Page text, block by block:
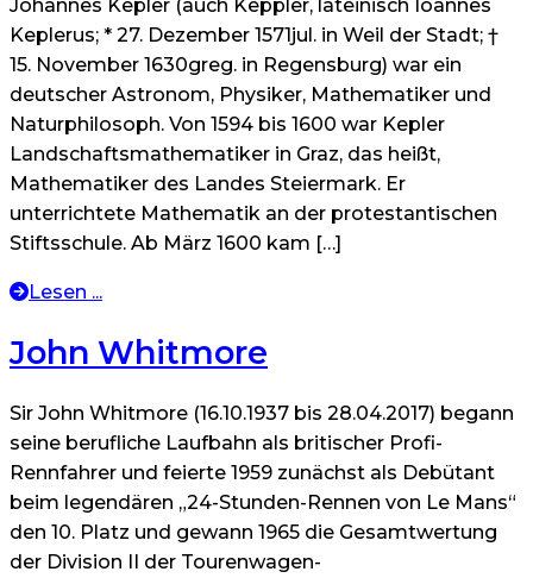
Johannes Kepler (auch Keppler, lateinisch Ioannes
Keplerus; * 27. Dezember 1571jul. in Weil der Stadt; †
15. November 1630greg. in Regensburg) war ein
deutscher Astronom, Physiker, Mathematiker und
Naturphilosoph. Von 1594 bis 1600 war Kepler
Landschaftsmathematiker in Graz, das heißt,
Mathematiker des Landes Steiermark. Er
unterrichtete Mathematik an der protestantischen
Stiftsschule. Ab März 1600 kam […]
Lesen ...
John Whitmore
Sir John Whitmore (16.10.1937 bis 28.04.2017) begann
seine berufliche Laufbahn als britischer Profi-
Rennfahrer und feierte 1959 zunächst als Debütant
beim legendären „24-Stunden-Rennen von Le Mans“
den 10. Platz und gewann 1965 die Gesamtwertung
der Division II der Tourenwagen-